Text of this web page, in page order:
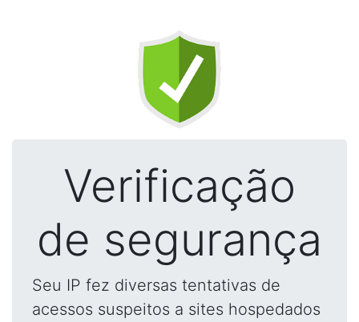
Verificação
de segurança
Seu IP fez diversas tentativas de
acessos suspeitos a sites hospedados